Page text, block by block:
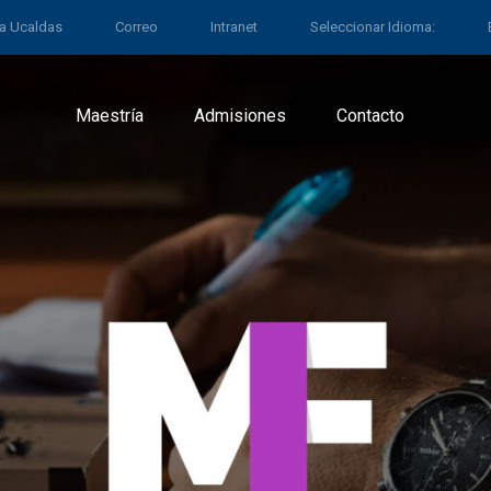
Ucaldas Correo Intranet Seleccionar Idioma:
Maestría Admisiones Contacto